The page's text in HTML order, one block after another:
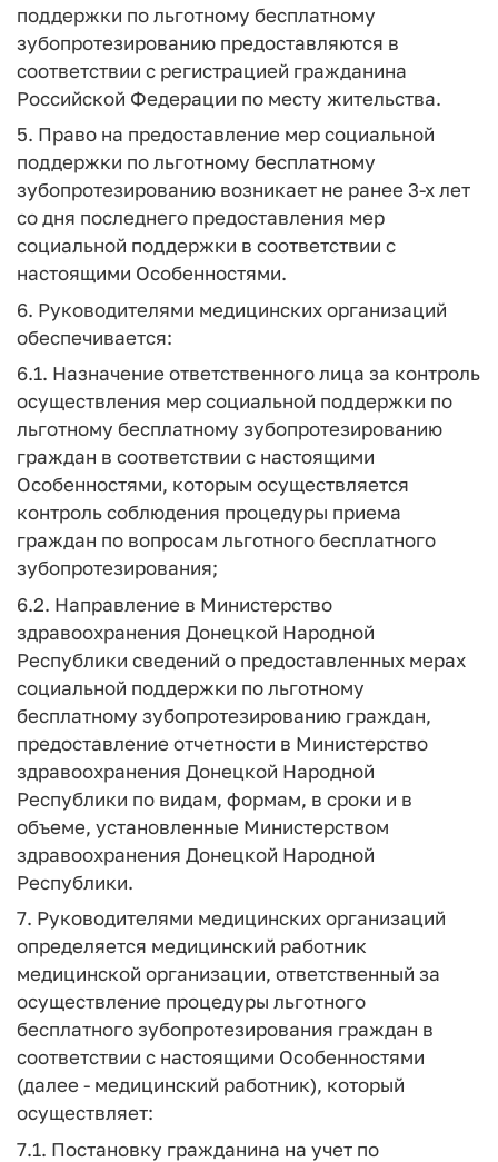
поддержки по льготному бесплатному
зубопротезированию предоставляются в
соответствии с регистрацией гражданина
Российской Федерации по месту жительства.
5. Право на предоставление мер социальной
поддержки по льготному бесплатному
зубопротезированию возникает не ранее 3-х лет
со дня последнего предоставления мер
социальной поддержки в соответствии с
настоящими Особенностями.
6. Руководителями медицинских организаций
обеспечивается:
6.1. Назначение ответственного лица за контроль
осуществления мер социальной поддержки по
льготному бесплатному зубопротезированию
граждан в соответствии с настоящими
Особенностями, которым осуществляется
контроль соблюдения процедуры приема
граждан по вопросам льготного бесплатного
зубопротезирования;
6.2. Направление в Министерство
здравоохранения Донецкой Народной
Республики сведений о предоставленных мерах
социальной поддержки по льготному
бесплатному зубопротезированию граждан,
предоставление отчетности в Министерство
здравоохранения Донецкой Народной
Республики по видам, формам, в сроки и в
объеме, установленные Министерством
здравоохранения Донецкой Народной
Республики.
7. Руководителями медицинских организаций
определяется медицинский работник
медицинской организации, ответственный за
осуществление процедуры льготного
бесплатного зубопротезирования граждан в
соответствии с настоящими Особенностями
(далее - медицинский работник), который
осуществляет:
7.1. Постановку гражданина на учет по